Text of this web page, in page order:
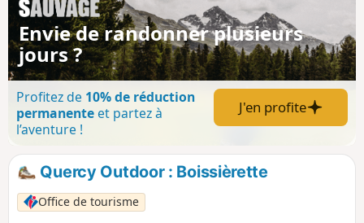
Envie de randonner plusieurs
jours ?
Profitez de 10% de réduction
permanenteet partez à
l’aventure !
J'en profite
Quercy Outdoor : Boissièrette
Office de tourisme